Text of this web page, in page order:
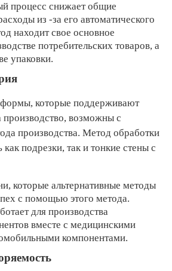
процесс снижает общие
из -за его автоматического
находит свое основное
потребительских товаров, а
упаковки.
которые поддерживают
производство, возможны с
производства. Метод обработки
как подрезки, так и тонкие стены с
которые альтернативные методы
с помощью этого метода.
для производства
вместе с медицинскими
компонентами.